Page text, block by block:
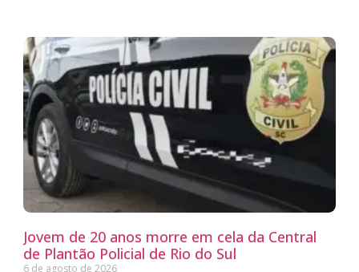
Jovem de 20 anos morre em cela da Central
de Plantão Policial de Rio do Sul
6 de agosto de 2026